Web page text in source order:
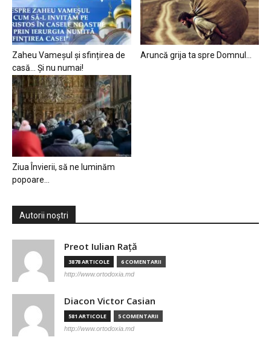
Zaheu Vameșul și sfințirea de
casă… Și nu numai!
Aruncă grija ta spre Domnul…
Ziua Învierii, să ne luminăm
popoare…
Autorii noștri
Preot Iulian Raţă
3878 ARTICOLE 6 COMENTARII
http://www.ortodoxia.md
Diacon Victor Casian
581 ARTICOLE 5 COMENTARII
http://www.ortodoxia.md